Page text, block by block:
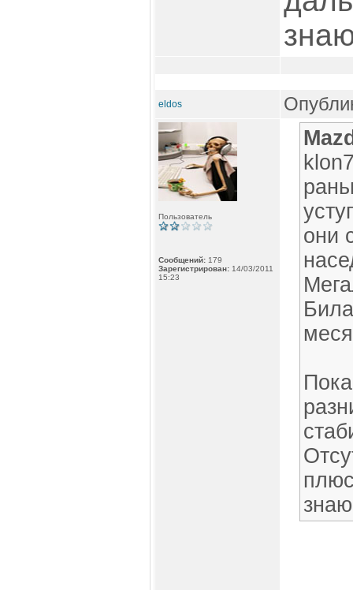
eldos
Пользователь
Сообщений: 179
Зарегистрирован: 14/03/2011
15:23
они